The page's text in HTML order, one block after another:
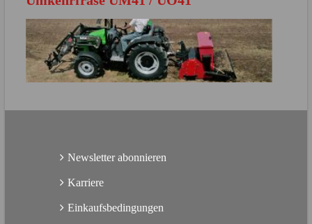
MEHR ERFAHREN
Direkt zur Produktbroschüre
Newsletter abonnieren
Karriere
Einkaufsbedingungen